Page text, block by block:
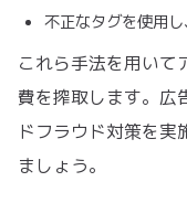
不正なタグを使用
これら手法を用いて
費を搾取します。広
ドフラウド対策を実
ましょう。